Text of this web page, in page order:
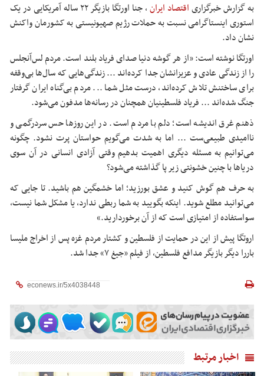
به گزارش خبرگزاریاقتصاد ایران
، جنا اورتگا بازیگر ۲۲ ساله آمریکایی در یک
استوری اینستاگرامی نسبت به حملات رژیم صهیونیستی به کشورمان واکنش
نشان داد.
اورتگا نوشته است: «از هر گوشه دنیا صدای فریاد بلند است. مردم لس‌آنجلس
را از زندگی عادی و عزیزانشان جدا کرده‌اند ... زندگی‌هایی که سال‌ها بی‌وقفه
برای ساختنش تلاش کرده‌اند، درست مثل شما ... مردم بی‌گناه ایران گرفتار
جنگ شده‌اند ... فریاد فلسطینیان همچنان در رسانه‌ها مدفون می‌شود.
ذهنم غرق اندیشه است؛ دلم با مردم است. در این روزها حس سردرگمی و
ناامیدی طبیعی‌ست ... اما به شدت می‌گویم حواستان پرت نشود. چگونه
می‌توانیم به مسئله دیگری اهمیت بدهیم وقتی آزادی انسانی در آن سوی
دریاها با چنین خشونتی زیر پا گذاشته می‌شود؟
به حرف هم گوش کنید و عشق بورزید؛ اما خشمگین هم باشید. تا جایی که
می‌توانید مطلع شوید. اینکه بگویید به شما ربطی ندارد، یا مشکل شما نیست،
سواستفاده از امتیازی است که از آن برخوردارید.»
اروتگا پیش از این در حمایت از فلسطین و کشتار مردم غزه پس از اخراج ملیسا
باررا دیگر بازیگر مدافع فلسطین، از فیلم «جیغ ۷» جدا شد.
اخبار مرتبط